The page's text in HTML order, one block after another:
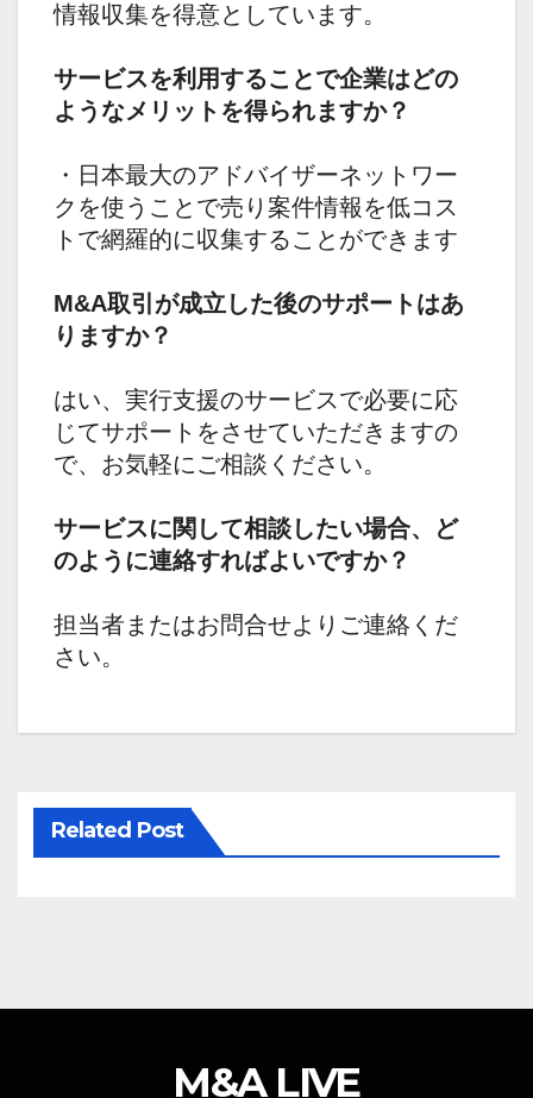
情報収集を得意としています。
サービスを利用することで企業はどの
ようなメリットを得られますか？
・日本最大のアドバイザーネットワー
クを使うことで売り案件情報を低コス
トで網羅的に収集することができます
M&A取引が成立した後のサポートはあ
りますか？
はい、実行支援のサービスで必要に応
じてサポートをさせていただきますの
で、お気軽にご相談ください。
サービスに関して相談したい場合、ど
のように連絡すればよいですか？
担当者またはお問合せよりご連絡くだ
さい。
Related Post
M&A LIVE